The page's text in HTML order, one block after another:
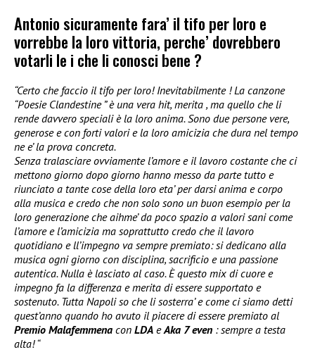
Antonio sicuramente fara’ il tifo per loro e
vorrebbe la loro vittoria, perche’ dovrebbero
votarli le i che li conosci bene ?
“Certo che faccio il tifo per loro! Inevitabilmente ! La canzone
“Poesie Clandestine ” è una vera hit, merita , ma quello che li
rende davvero speciali è la loro anima. Sono due persone vere,
generose e con forti valori e la loro amicizia che dura nel tempo
ne e’ la prova concreta.
Senza tralasciare ovviamente l’amore e il lavoro costante che ci
mettono giorno dopo giorno hanno messo da parte tutto e
riunciato a tante cose della loro eta’ per darsi anima e corpo
alla musica e credo che non solo sono un buon esempio per la
loro generazione che aihme’ da poco spazio a valori sani come
l’amore e l’amicizia ma soprattutto credo che il lavoro
quotidiano e ll’impegno va sempre premiato: si dedicano alla
musica ogni giorno con disciplina, sacrificio e una passione
autentica. Nulla è lasciato al caso. È questo mix di cuore e
impegno fa la differenza e merita di essere supportato e
sostenuto. Tutta Napoli so che li sosterra’ e come ci siamo detti
quest’anno quando ho avuto il piacere di essere premiato al
Premio Malafemmena con LDA eAka 7 even : sempre a testa
alta! “